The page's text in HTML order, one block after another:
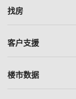
美联集团
人才招募
找房
一手新房
减价
客户支援
自助放盘
楼市数据